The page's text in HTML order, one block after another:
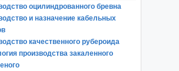
оцилиндрованного бревна
и назначение кабельных
качественного рубероида
производства закаленного